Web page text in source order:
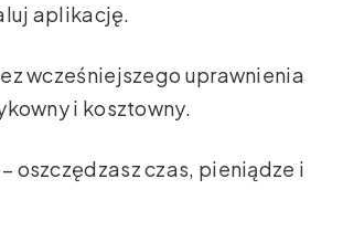
aplikację.
wcześniejszego uprawnienia
i kosztowny.
– oszczędzasz czas, pieniądze i